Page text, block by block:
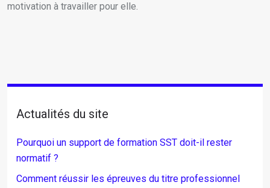
motivation à travailler pour elle.
Actualités du site
Pourquoi un support de formation SST doit-il rester
normatif ?
Comment réussir les épreuves du titre professionnel